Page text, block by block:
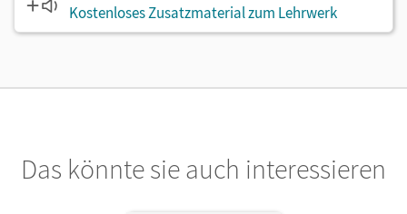
Kostenloses Zusatzmaterial zum Lehrwerk
Das könnte sie auch interessieren